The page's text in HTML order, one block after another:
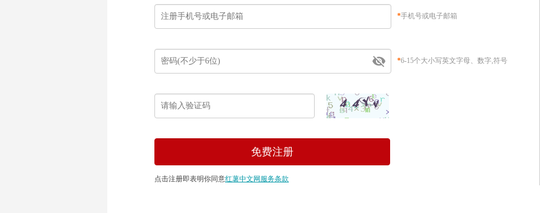
*手机号或电子邮箱
*6-15个大小写英文字母、数字,符号
点击注册即表明你同意红薯中文网服务条款